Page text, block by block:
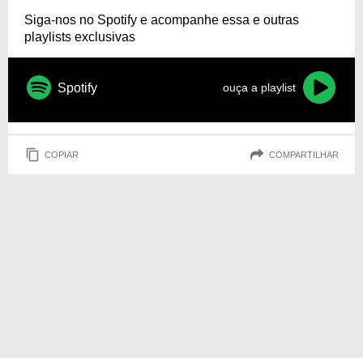
Siga-nos no Spotify e acompanhe essa e outras
playlists exclusivas
Spotify ouça a playlist
COPIAR COMPARTILHAR